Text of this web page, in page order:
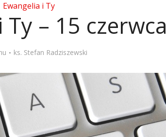
Ewangelia i Ty
– 15 czerwca
ks. Stefan Radziszewski
i Ty – 29 grudnia